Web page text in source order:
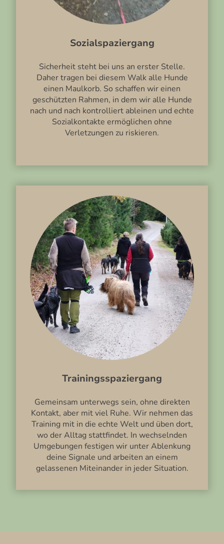
Sozialspaziergang
Sicherheit steht bei uns an erster Stelle.
Daher tragen bei diesem Walk alle Hunde
einen Maulkorb. So schaffen wir einen
geschützten Rahmen, in dem wir alle Hunde
nach und nach kontrolliert ableinen und echte
Sozialkontakte ermöglichen ohne
Verletzungen zu riskieren.
Trainingsspaziergang
Gemeinsam unterwegs sein, ohne direkten
Kontakt, aber mit viel Ruhe. Wir nehmen das
Training mit in die echte Welt und üben dort,
wo der Alltag stattfindet. In wechselnden
Umgebungen festigen wir unter Ablenkung
deine Signale und arbeiten an einem
gelassenen Miteinander in jeder Situation.